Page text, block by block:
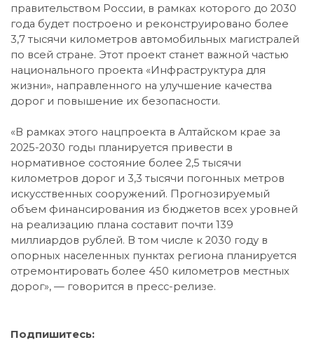
правительством России, в рамках которого до 2030
года будет построено и реконструировано более
3,7 тысячи километров автомобильных магистралей
по всей стране. Этот проект станет важной частью
национального проекта «Инфраструктура для
жизни», направленного на улучшение качества
дорог и повышение их безопасности.
«В рамках этого нацпроекта в Алтайском крае за
2025-2030 годы планируется привести в
нормативное состояние более 2,5 тысячи
километров дорог и 3,3 тысячи погонных метров
искусственных сооружений. Прогнозируемый
объем финансирования из бюджетов всех уровней
на реализацию плана составит почти 139
миллиардов рублей. В том числе к 2030 году в
опорных населенных пунктах региона планируется
отремонтировать более 450 километров местных
дорог», — говорится в пресс-релизе.
Подпишитесь: